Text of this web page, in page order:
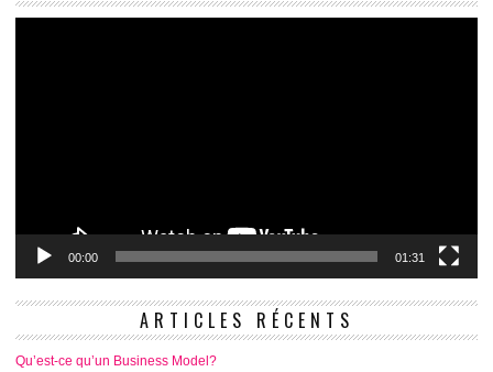
00:00 01:31
ARTICLES RÉCENTS
Qu’est-ce qu’un Business Model?